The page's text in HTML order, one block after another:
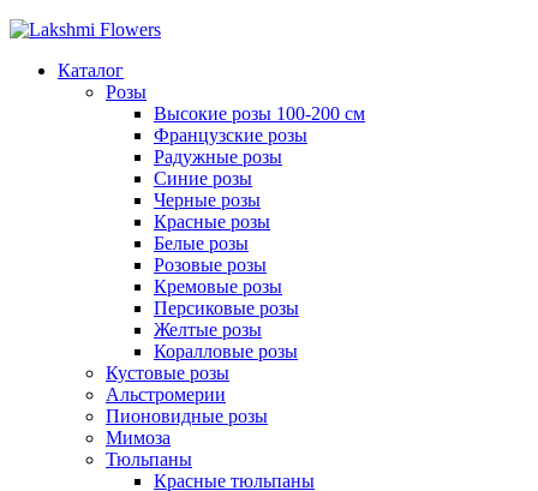
Каталог
Розы
Высокие розы 100-200 см
Французские розы
Радужные розы
Синие розы
Черные розы
Красные розы
Белые розы
Розовые розы
Кремовые розы
Персиковые розы
Желтые розы
Коралловые розы
Кустовые розы
Альстромерии
Пионовидные розы
Мимоза
Тюльпаны
Красные тюльпаны